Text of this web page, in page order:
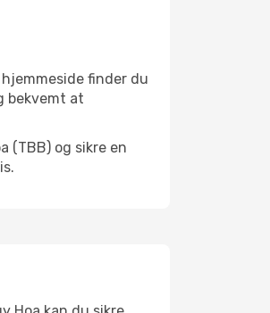
finder du
bekvemt at
(TBB) og sikre en